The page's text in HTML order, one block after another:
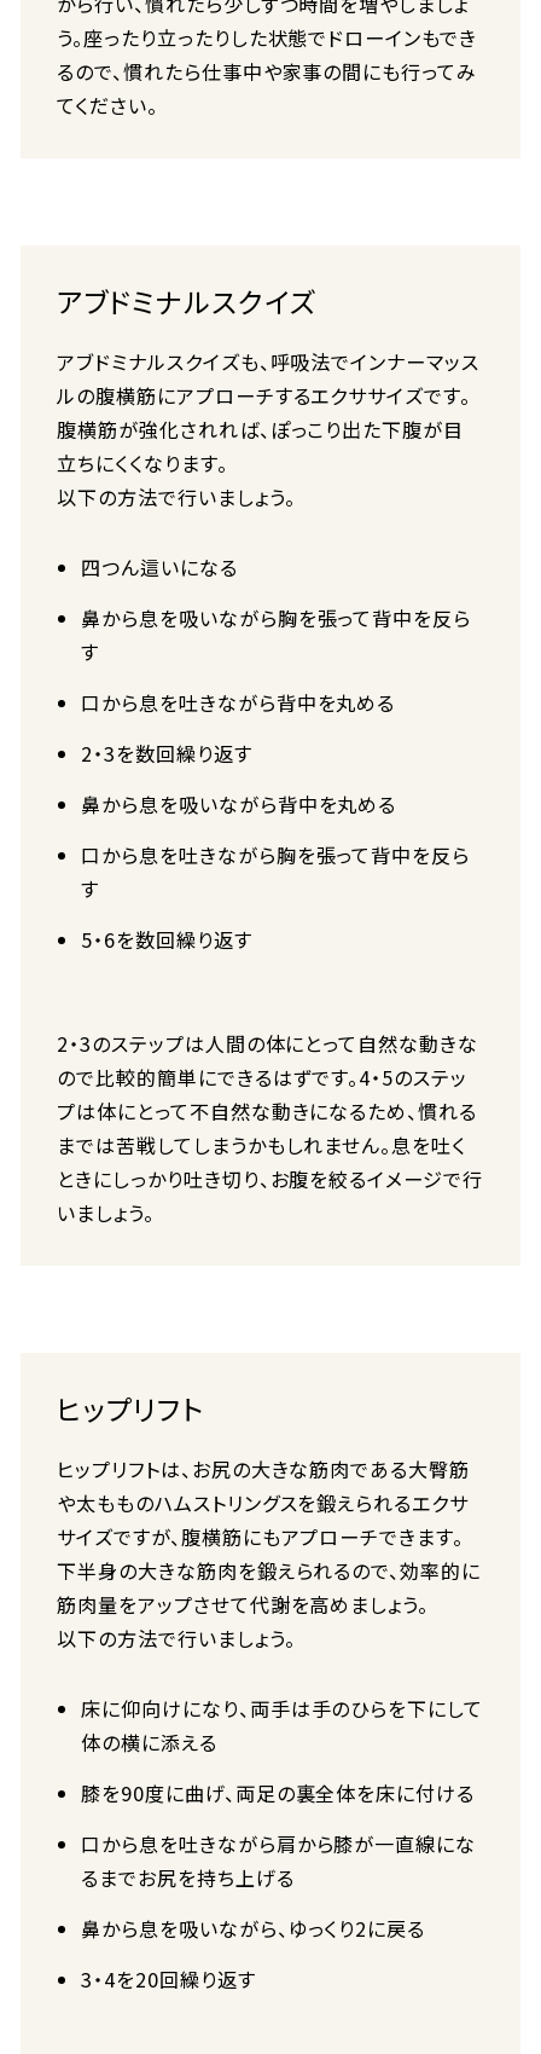
う。座ったり立ったりした状態でドローインもでき
るので、慣れたら仕事中や家事の間にも行ってみ
てください。
アブドミナルスクイズ
アブドミナルスクイズも、呼吸法でインナーマッス
ルの腹横筋にアプローチするエクササイズです。
腹横筋が強化されれば、ぽっこり出た下腹が目
立ちにくくなります。
以下の方法で行いましょう。
四つん這いになる
鼻から息を吸いながら胸を張って背中を反ら
す
口から息を吐きながら背中を丸める
2・3を数回繰り返す
鼻から息を吸いながら背中を丸める
口から息を吐きながら胸を張って背中を反ら
す
5・6を数回繰り返す
2・3のステップは人間の体にとって自然な動きな
ので比較的簡単にできるはずです。4・5のステッ
プは体にとって不自然な動きになるため、慣れる
までは苦戦してしまうかもしれません。息を吐く
ときにしっかり吐き切り、お腹を絞るイメージで行
いましょう。
ヒップリフト
ヒップリフトは、お尻の大きな筋肉である大臀筋
や太もものハムストリングスを鍛えられるエクサ
サイズですが、腹横筋にもアプローチできます。
下半身の大きな筋肉を鍛えられるので、効率的に
筋肉量をアップさせて代謝を高めましょう。
以下の方法で行いましょう。
床に仰向けになり、両手は手のひらを下にして
体の横に添える
膝を90度に曲げ、両足の裏全体を床に付ける
口から息を吐きながら肩から膝が一直線にな
るまでお尻を持ち上げる
鼻から息を吸いながら、ゆっくり2に戻る
3・4を20回繰り返す